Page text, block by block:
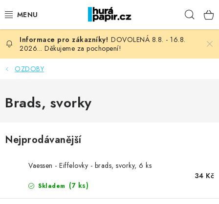
na
NOVINKY
HURÁ DÍLNA
KURZY NATY LYSAK
OBLÍBENÉ ♥️
DOVOLENÁ 8.8. - 16.8.
2026... Děkujeme za pochopení!
OZDOBY
Brads, svorky
Nejprodávanější
Vaessen - Eiffelovky - brads, svorky, 6 ks
Skladem (7 ks)
34 Kč